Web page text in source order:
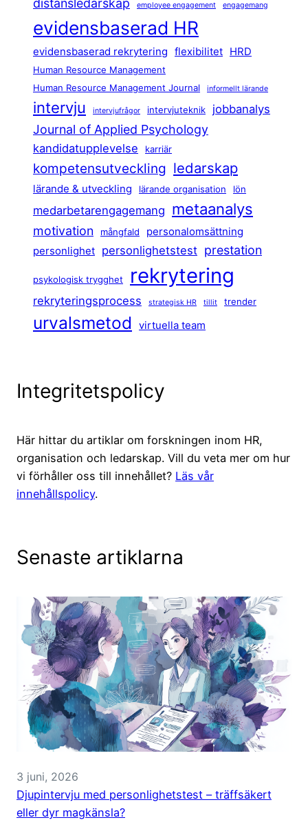
distansledarskap employee engagement engagemang
evidensbaserad HR
evidensbaserad rekrytering flexibilitet HRD
Human Resource Management
Human Resource Management Journal
informellt lärande
intervju intervjufrågor intervjuteknik jobbanalys
Journal of Applied Psychology
kandidatupplevelse karriär
kompetensutveckling ledarskap
lärande & utveckling lärande organisation lön
medarbetarengagemang metaanalys
motivation mångfald
personalomsättning
personlighet personlighetstest prestation
psykologisk trygghet rekrytering
rekryteringsprocess strategisk HR tillit trender
urvalsmetod virtuella team
Integritetspolicy
Här hittar du artiklar om forskningen inom HR,
organisation och ledarskap. Vill du veta mer om hur
vi förhåller oss till innehållet? Läs vår
innehållspolicy.
Senaste artiklarna
3 juni, 2026
Djupintervju med personlighetstest – träffsäkert
eller dyr magkänsla?